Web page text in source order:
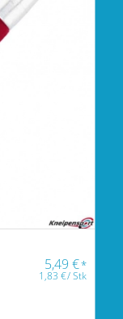
5,49€*
1,83€/Stk